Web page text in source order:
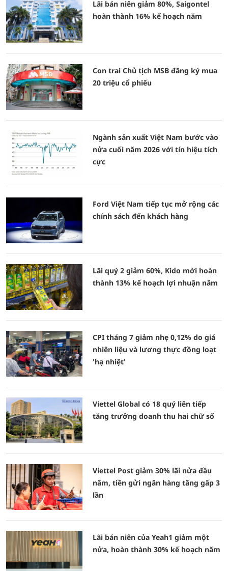
Lãi bán niên giảm 80%, Saigontel
hoàn thành 16% kế hoạch năm
Con trai Chủ tịch MSB đăng ký mua
20 triệu cổ phiếu
Ngành sản xuất Việt Nam bước vào
nửa cuối năm 2026 với tín hiệu tích
cực
Ford Việt Nam tiếp tục mở rộng các
chính sách đến khách hàng
Lãi quý 2 giảm 60%, Kido mới hoàn
thành 13% kế hoạch lợi nhuận năm
CPI tháng 7 giảm nhẹ 0,12% do giá
nhiên liệu và lương thực đồng loạt
'hạ nhiệt'
Viettel Global có 18 quý liên tiếp
tăng trưởng doanh thu hai chữ số
Viettel Post giảm 30% lãi nửa đầu
năm, tiền gửi ngân hàng tăng gấp 3
lần
Lãi bán niên của Yeah1 giảm một
nửa, hoàn thành 30% kế hoạch năm